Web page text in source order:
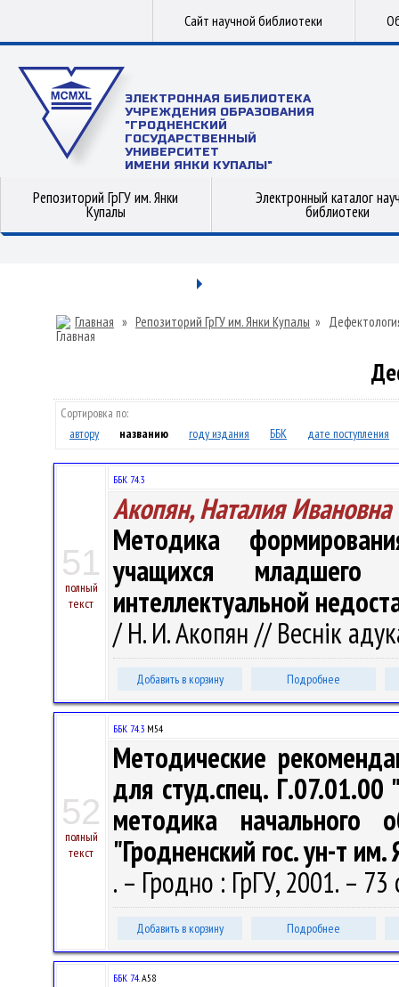
Сайт научной библиотеки
ЭЛЕКТРОННАЯ БИБЛИОТЕКА
УЧРЕЖДЕНИЯ ОБРАЗОВАНИЯ
"ГРОДНЕНСКИЙ
ГОСУДАРСТВЕННЫЙ
УНИВЕРСИТЕТ
ИМЕНИ ЯНКИ КУПАЛЫ"
Репозиторий ГрГУ им. Янки
Купалы
Электронный каталог
библиотеки
Главная » Репозиторий ГрГУ им. Янки Купалы »
Сортировка по:
автору
названию году издания ББК дате поступления
51
полный
текст
ББК 74.3
Акопян, Наталия Ивановна
Методика
учащихся младшего
интеллектуальной
/ Н. И. Акопян // Веснік
Добавить в корзину Подробнее
52
полный
текст
ББК 74.3 М54
Методические
для студ.спец. Г.07.01.00
методика начального
"Гродненский гос. ун-т
. – Гродно : ГрГУ, 2001. –
Добавить в корзину Подробнее
ББК 74.А58